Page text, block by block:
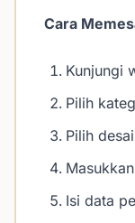
Cara
Kunjungi
Pilih
Pilih
Isi data